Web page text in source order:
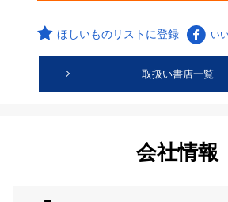
ほしいものリストに登録 い
取扱い書店一覧
会社情報